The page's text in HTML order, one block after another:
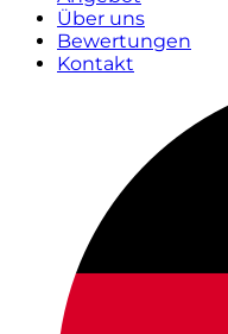
Über uns
Bewertungen
Kontakt